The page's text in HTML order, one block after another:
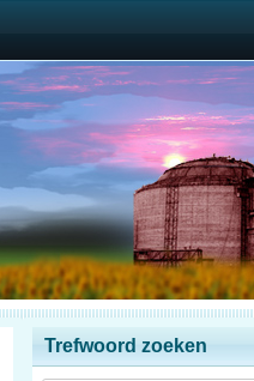
Trefwoord zoeken